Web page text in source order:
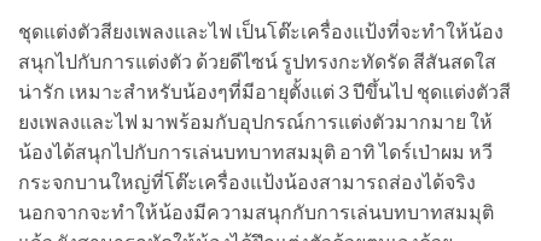
ชุดแต่งตัวสียงเพลงและไฟ เป็นโต๊ะเครื่องแป้งที่จะทำให้น้อง
สนุกไปกับการแต่งตัว ด้วยดีไซน์ รูปทรงกะทัดรัด สีสันสดใส
น่ารัก เหมาะสำหรับน้องๆที่มีอายุตั้งแต่ 3 ปีขึ้นไป ชุดแต่งตัวสี
ยงเพลงและไฟ มาพร้อมกับอุปกรณ์การแต่งตัวมากมาย ให้
น้องได้สนุกไปกับการเล่นบทบาทสมมุติ อาทิ ไดร์เป่าผม หวี
กระจกบานใหญ่ที่โต๊ะเครื่องแป้งน้องสามารถส่องได้จริง
นอกจากจะทำให้น้องมีความสนุกกับการเล่นบทบาทสมมุติ